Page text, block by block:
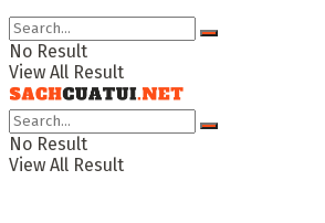
No Result
View All Result
No Result
View All Result